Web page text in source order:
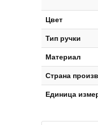
Цвет
Тип ручки
Материал
Страна
Единица